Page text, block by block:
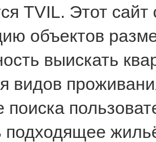
TVIL. Этот
объектов
выискать
видов
поиска
подходящее